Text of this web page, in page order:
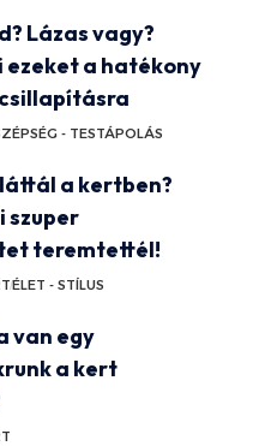
Lázas vagy?
ezeket a hatékony
- TESTÁPOLÁS
a kertben?
szuper
teremtettél!
ÉLET - STÍLUS
van egy
a kert